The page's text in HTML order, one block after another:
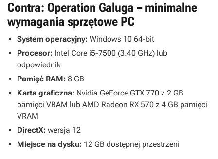
Contra: Operation Galuga – minimalne
wymagania sprzętowe PC
System operacyjny: Windows 10 64-bit
Procesor: Intel Core i5-7500 (3.40 GHz) lub
odpowiednik
Pamięć RAM: 8 GB
Karta graficzna: Nvidia GeForce GTX 770 z 2 GB
pamięci VRAM lub AMD Radeon RX 570 z 4 GB pamięci
VRAM
DirectX: wersja 12
Miejsce na dysku: 12 GB dostępnej przestrzeni